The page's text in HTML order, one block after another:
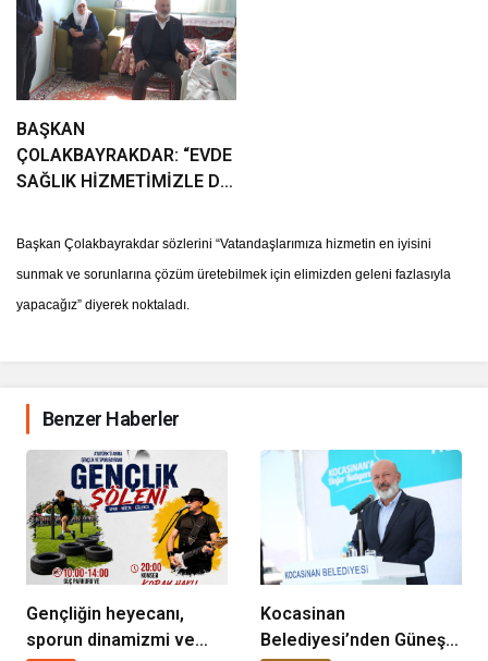
BAŞKAN
ÇOLAKBAYRAKDAR: “EVDE
SAĞLIK HİZMETİMİZLE DE
DOKUNUYORUZ”
Başkan Çolakbayrakdar sözlerini “Vatandaşlarımıza hizmetin en iyisini
sunmak ve sorunlarına çözüm üretebilmek için elimizden geleni fazlasıyla
yapacağız” diyerek noktaladı.
Benzer Haberler
Gençliğin heyecanı,
sporun dinamizmi ve
Kocasinan
Belediyesi’nden Güneş